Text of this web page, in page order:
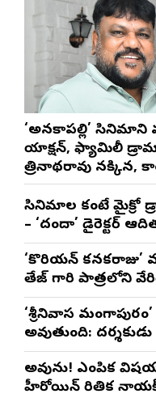
‘అనకాపల్లి’
యాక్షన్, ఫ్యామిలీ
త్రినాథరావు నక్కిన,
సినిమాల కంటే మైక్రో
– ‘దందా’ డైరెక్ట‌ర్
‘కొరియన్ కనకరాజు’
తేజ్ గారి పాత్రలోని
చేస్తాయి : దర్శకుడు
‘శ్రీనివాస
అవుతుంది:
అవును! ఎంపిక
హీరోయిన్ రితిక